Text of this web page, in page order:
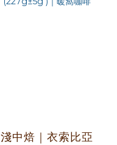
淺中焙｜衣索比亞